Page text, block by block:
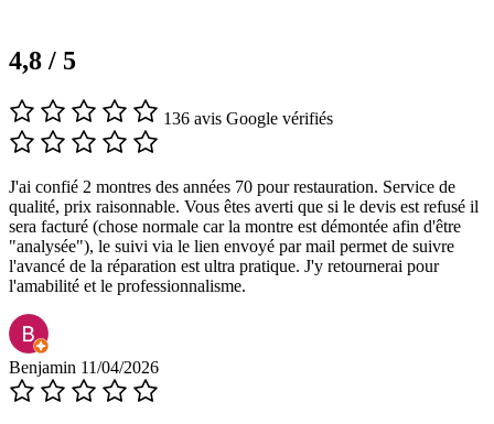
4,8 / 5
136 avis Google vérifiés
J'ai confié 2 montres des années 70 pour restauration. Service de
qualité, prix raisonnable. Vous êtes averti que si le devis est refusé il
sera facturé (chose normale car la montre est démontée afin d'être
"analysée"), le suivi via le lien envoyé par mail permet de suivre
l'avancé de la réparation est ultra pratique. J'y retournerai pour
l'amabilité et le professionnalisme.
Benjamin 11/04/2026